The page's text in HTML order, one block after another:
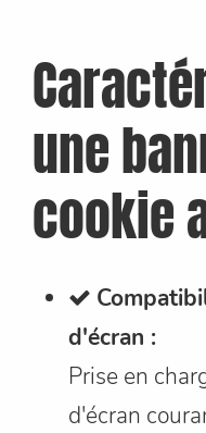
une
cookie
d'écran :
Prise en
d'écran